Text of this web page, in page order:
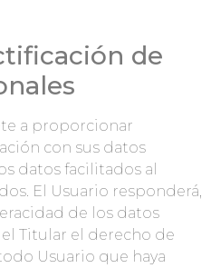
de
a proporcionar
con sus datos
datos facilitados al
El Usuario responderá,
de los datos
Titular el derecho de
Usuario que haya